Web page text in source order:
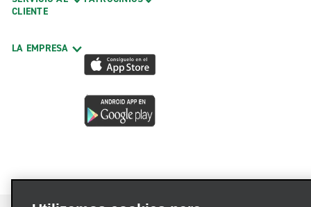
CLIENTE
LA EMPRESA